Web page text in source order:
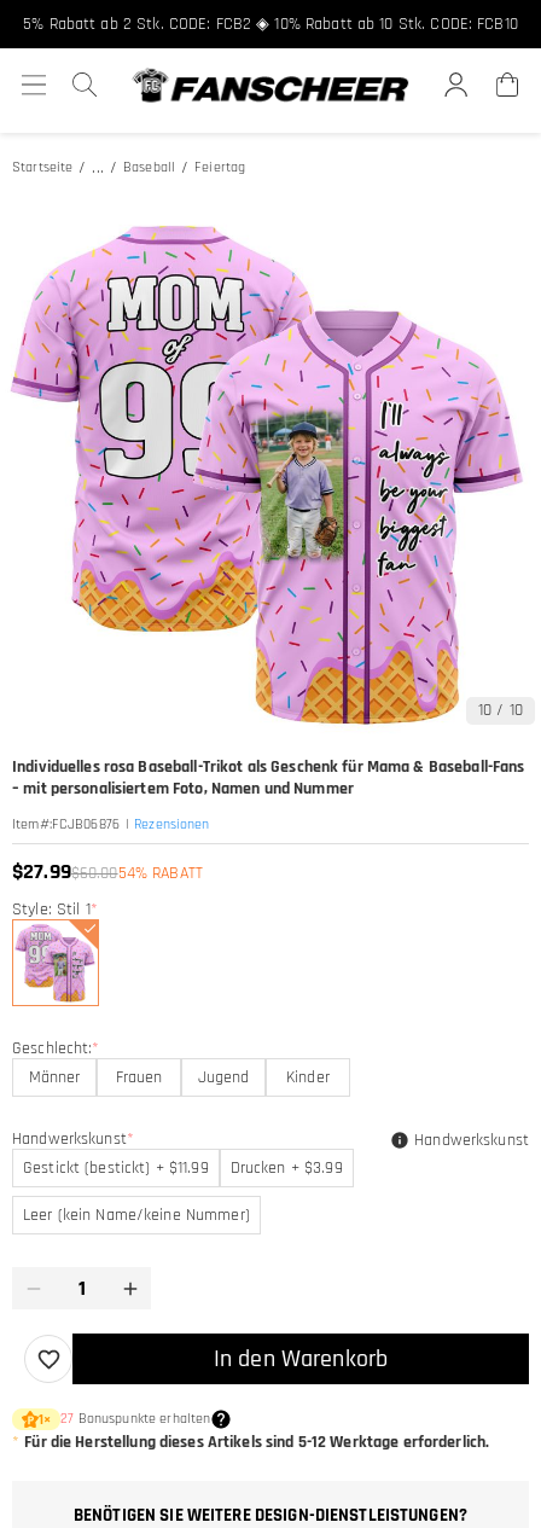
5% Rabatt ab 2 Stk. CODE: FCB2 ◈ 10% Rabatt ab 10 Stk. CODE: FCB10
Startseite ... Baseball Feiertag
10 / 10
Individuelles rosa Baseball-Trikot als Geschenk für Mama & Baseball-Fans
– mit personalisiertem Foto, Namen und Nummer
Item#:FCJB06876 | Rezensionen
$27.99$60.0054% RABATT
Style: Stil 1*
Geschlecht:*
Männer
Frauen Jugend Kinder
Handwerkskunst*
Gestickt (bestickt) + $11.99
Drucken + $3.99
Leer (kein Name/keine Nummer)
Handwerkskunst
In den Warenkorb
1× 27 Bonuspunkte erhalten
* Für die Herstellung dieses Artikels sind 5-12Werktage erforderlich.
BENÖTIGEN SIE WEITERE DESIGN-DIENSTLEISTUNGEN?